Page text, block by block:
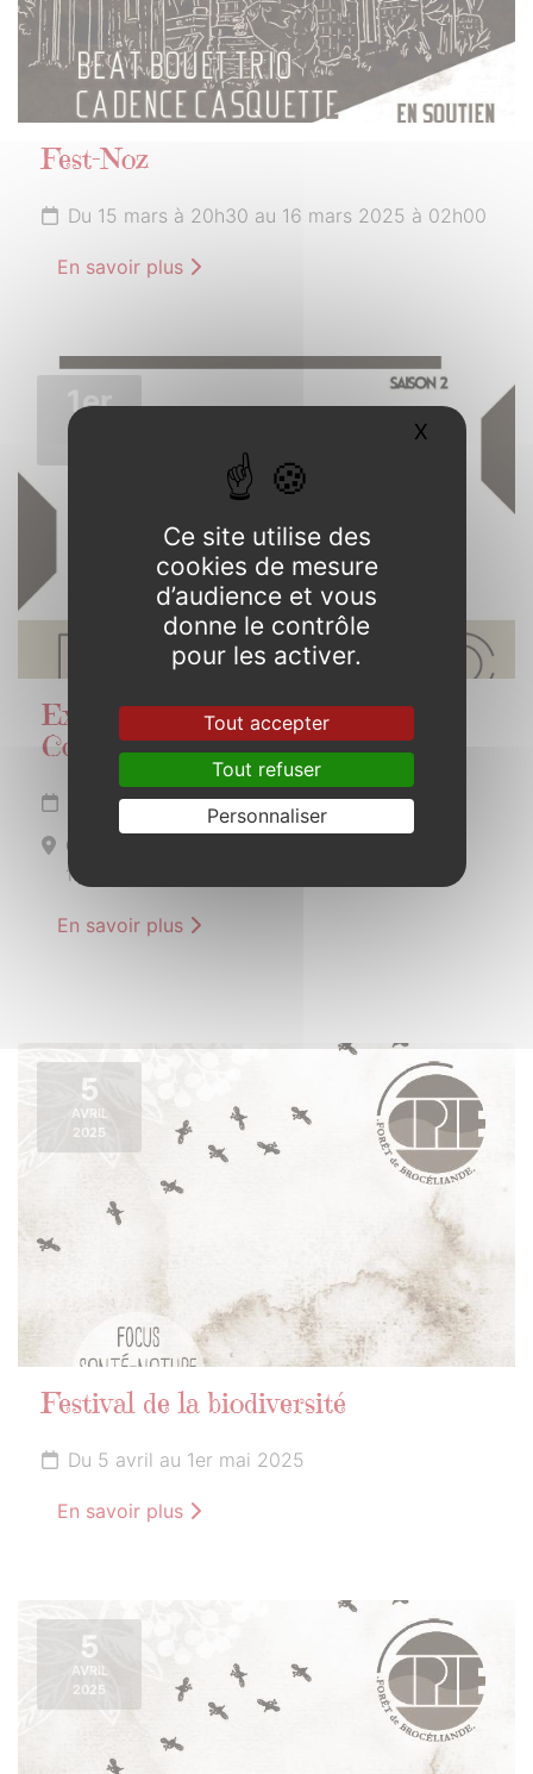
Fest-Noz
Du 15 mars à 20h30 au 16 mars 2025 à 02h00
En savoir plus
1er
Exposition de photos Gens de
Concoret
Du 1er avril au 31 mai 2025
Concoret
1 place de l’audience
En savoir plus
5
AVRIL
2025
Festival de la biodiversité
Du 5 avril au 1er mai 2025
En savoir plus
5
AVRIL
2025
Ce site utilise des
cookies de mesure
d’audience et vous
donne le contrôle
pour les activer.
Tout accepter
Tout refuser
Personnaliser
X Masquer